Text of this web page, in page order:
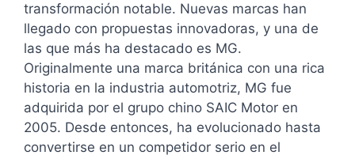
transformación notable. Nuevas marcas han
llegado con propuestas innovadoras, y una de
las que más ha destacado es MG.
Originalmente una marca británica con una rica
historia en la industria automotriz, MG fue
adquirida por el grupo chino SAIC Motor en
2005. Desde entonces, ha evolucionado hasta
convertirse en un competidor serio en el